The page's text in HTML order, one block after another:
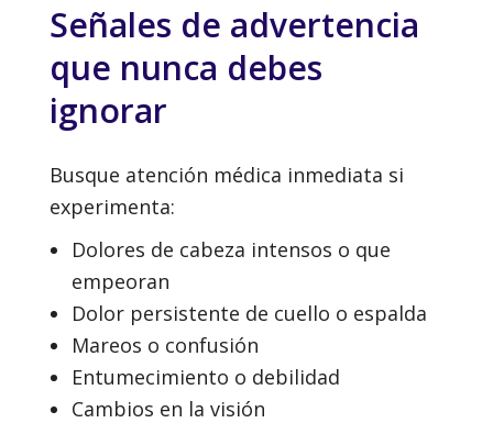
Señales de advertencia
que nunca debes
ignorar
Busque atención médica inmediata si
experimenta:
Dolores de cabeza intensos o que
empeoran
Dolor persistente de cuello o espalda
Mareos o confusión
Entumecimiento o debilidad
Cambios en la visión